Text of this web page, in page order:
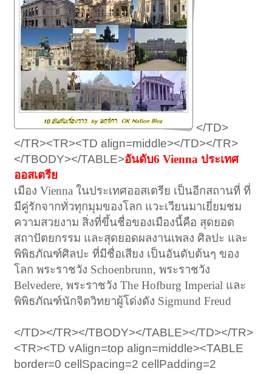
</TD>
</TR><TR><TD align=middle></TD></TR>
</TBODY></TABLE>อันดับ6 Vienna ประเทศ
ออสเตรีย
เมือง Vienna ในประเทศออสเตรีย เป็นอีกสถานที่ ที่
มีคู่รักจากทั่วทุกมุมของโลก แวะเวียนมาเยี่ยมชม
ความสวยงาม สิ่งที่ขึ้นชื่อของเมืองนี้คือ สุดยอด
สถาปัตยกรรม และสุดยอดผลงานเพลง ศิลปะ และ
พิพิธภัณฑ์ศิลปะ ที่มีชื่อเสียง เป็นอันดับต้นๆ ของ
โลก พระราชวัง Schoenbrunn, พระราชวัง
Belvedere, พระราชวัง The Hofburg Imperial และ
พิพิธภัณฑ์นักจิตวิทยาผู้โด่งดัง Sigmund Freud
</TD></TR></TBODY></TABLE></TD></TR>
<TR><TD vAlign=top align=middle><TABLE
border=0 cellSpacing=2 cellPadding=2